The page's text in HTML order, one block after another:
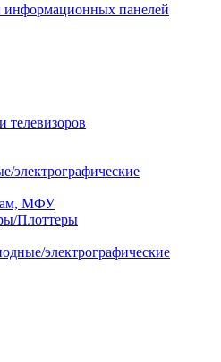
информационных панелей
телевизоров
электрографические
МФУ
Плоттеры
электрографические